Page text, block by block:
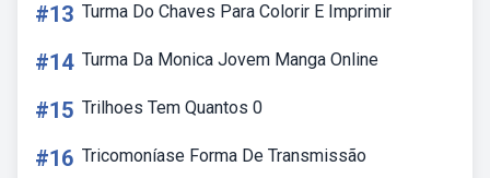
#13 Turma Do Chaves Para Colorir E Imprimir
#14 Turma Da Monica Jovem Manga Online
#15 Trilhoes Tem Quantos 0
#16 Tricomoníase Forma De Transmissão